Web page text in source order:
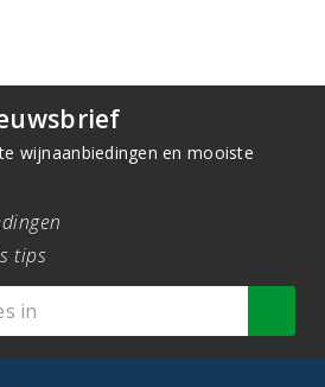
wijnaanbiedingen en mooiste
tips